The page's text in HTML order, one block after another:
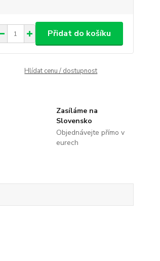
Přidat do košíku
Hlídat cenu / dostupnost
Zasíláme na
Slovensko
Objednávejte přímo v
eurech